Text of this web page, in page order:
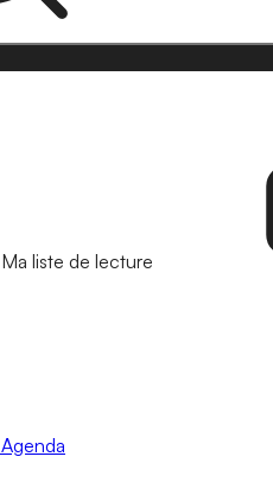
Ma liste de lecture
Agenda